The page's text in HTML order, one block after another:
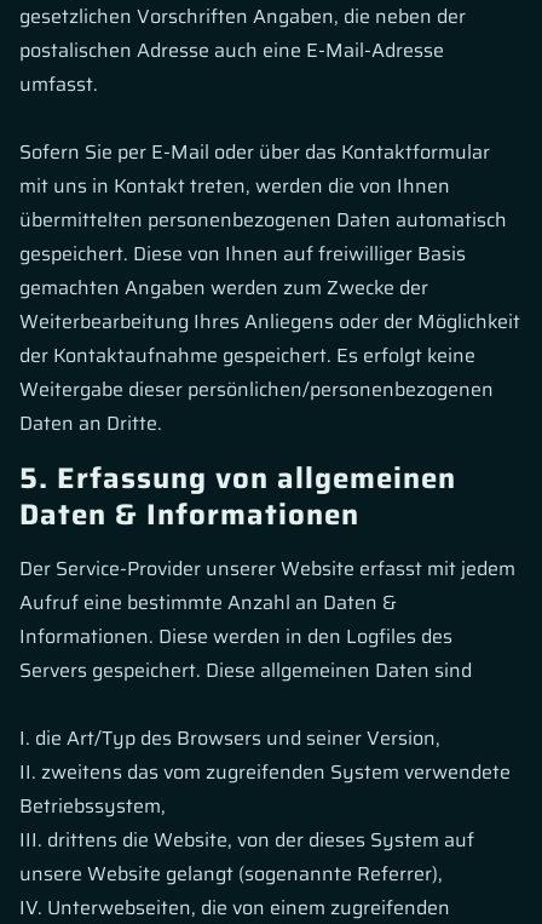
gesetzlichen Vorschriften Angaben, die neben der
postalischen Adresse auch eine E-Mail-Adresse
umfasst.
Sofern Sie per E-Mail oder über das Kontaktformular
mit uns in Kontakt treten, werden die von Ihnen
übermittelten personenbezogenen Daten automatisch
gespeichert. Diese von Ihnen auf freiwilliger Basis
gemachten Angaben werden zum Zwecke der
Weiterbearbeitung Ihres Anliegens oder der Möglichkeit
der Kontaktaufnahme gespeichert. Es erfolgt keine
Weitergabe dieser persönlichen/personenbezogenen
Daten an Dritte.
5. Erfassung von allgemeinen
Daten & Informationen
Der Service-Provider unserer Website erfasst mit jedem
Aufruf eine bestimmte Anzahl an Daten &
Informationen. Diese werden in den Logfiles des
Servers gespeichert. Diese allgemeinen Daten sind
I. die Art/Typ des Browsers und seiner Version,
II. zweitens das vom zugreifenden System verwendete
Betriebssystem,
III. drittens die Website, von der dieses System auf
unsere Website gelangt (sogenannte Referrer),
IV. Unterwebseiten, die von einem zugreifenden